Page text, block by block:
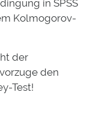
in SPSS
Kolmogorov-
der
den
Test!